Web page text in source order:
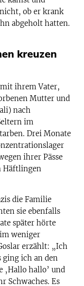
ob er krank
abgeholt hatten.
kreuzen
ihrem Vater,
Mutter und
nach
im
Drei Monate
ihrer Pässe
Häftlingen
die Familie
sie ebenfalls
später hörte
weniger
erzählt: „Ich
ging ich an den
‚Hallo hallo’ und
Schwaches. Es